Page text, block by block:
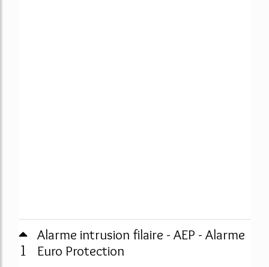
1
Alarme intrusion filaire - AEP - Alarme
Euro Protection